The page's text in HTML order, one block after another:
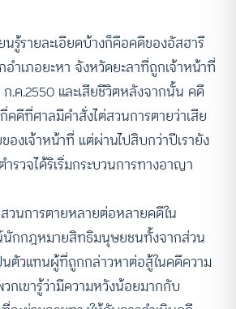
รู้รายละเอียดบ้างก็คือคดีของอัสฮารี
ำเภอยะหา จังหวัดยะลาที่ถูกเจ้าหน้าที่
.ค.2550 และเสียชีวิตหลังจากนั้น คดี
คดีที่ศาลมีคำสั่งไต่สวนการตายว่าเสีย
องเจ้าหน้าที่ แต่ผ่านไปสิบกว่าปีเรายัง
รวจได้ริเริ่มกระบวนการทางอาญา
วนการตายหลายต่อหลายคดีใน
นักกฎหมายสิทธิมนุษยชนทั้งจากส่วน
ตัวแทนผู้ที่ถูกกล่าวหาต่อสู้ในคดีความ
เขารู้ว่ามีความหวังน้อยมากกับ